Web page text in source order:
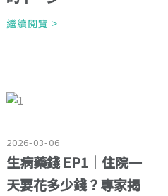
繼續閱覽 >
2026-03-06
生病藥錢 EP1｜住院一
天要花多少錢？專家揭